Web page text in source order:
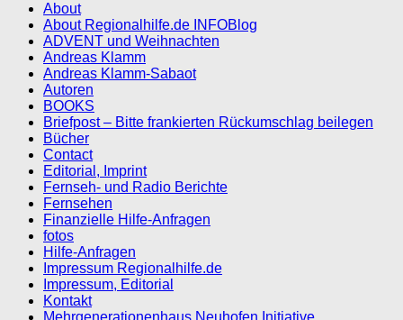
About
About Regionalhilfe.de INFOBlog
ADVENT und Weihnachten
Andreas Klamm
Andreas Klamm-Sabaot
Autoren
BOOKS
Briefpost – Bitte frankierten Rückumschlag beilegen
Bücher
Contact
Editorial, Imprint
Fernseh- und Radio Berichte
Fernsehen
Finanzielle Hilfe-Anfragen
fotos
Hilfe-Anfragen
Impressum Regionalhilfe.de
Impressum, Editorial
Kontakt
Mehrgenerationenhaus Neuhofen Initiative